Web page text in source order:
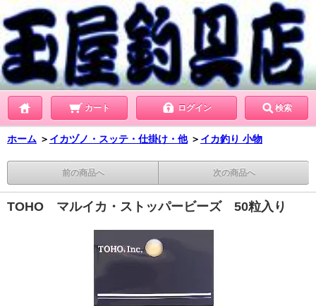
カート ログイン 検索
ホーム ＞ イカヅノ・スッテ・仕掛け・他 ＞ イカ釣り 小物
前の商品へ 次の商品へ
TOHO マルイカ・ストッパービーズ 50粒入り